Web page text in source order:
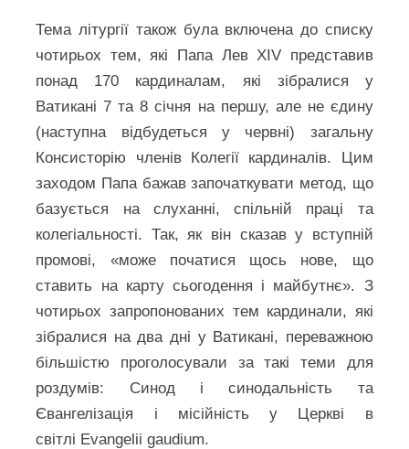
Тема літургії також була включена до списку
чотирьох тем, які Папа Лев XIV представив
понад 170 кардиналам, які зібралися у
Ватикані 7 та 8 січня на першу, але не єдину
(наступна відбудеться у червні) загальну
Консисторію членів Колегії кардиналів. Цим
заходом Папа бажав започаткувати метод, що
базується на слуханні, спільній праці та
колегіальності. Так, як він сказав у вступній
промові, «може початися щось нове, що
ставить на карту сьогодення і майбутнє». З
чотирьох запропонованих тем кардинали, які
зібралися на два дні у Ватикані, переважною
більшістю проголосували за такі теми для
роздумів: Синод і синодальність та
Євангелізація і місійність у Церкві в
світлі Evangelii gaudium.